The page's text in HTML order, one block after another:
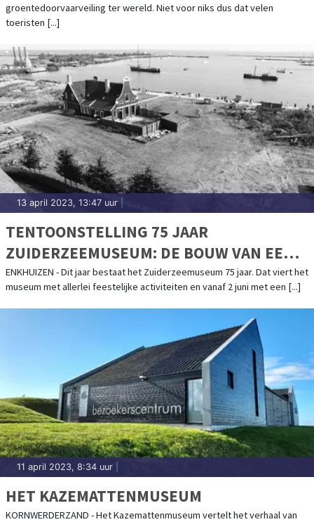
groentedoorvaarveiling ter wereld. Niet voor niks dus dat velen
toeristen [...]
13 april 2023, 13:47 uur
TENTOONSTELLING 75 JAAR
ZUIDERZEEMUSEUM: DE BOUW VAN EEN
BUITENGEWOON BIJZONDER
MUSEUMDORP
ENKHUIZEN - Dit jaar bestaat het Zuiderzeemuseum 75 jaar. Dat viert het
museum met allerlei feestelijke activiteiten en vanaf 2 juni met een [...]
11 april 2023, 8:34 uur
HET KAZEMATTENMUSEUM
KORNWERDERZAND - Het Kazemattenmuseum vertelt het verhaal van